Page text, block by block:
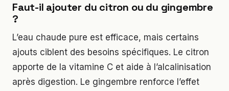
Faut-il ajouter du citron ou du gingembre
?
L’eau chaude pure est efficace, mais certains
ajouts ciblent des besoins spécifiques. Le citron
apporte de la vitamine C et aide à l’alcalinisation
après digestion. Le gingembre renforce l’effet